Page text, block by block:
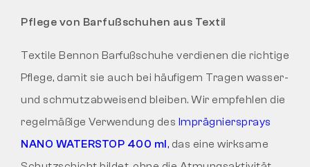
Pflege von Barfußschuhen aus Textil
Textile Bennon Barfußschuhe verdienen die richtige
Pflege, damit sie auch bei häufigem Tragen wasser-
und schmutzabweisend bleiben. Wir empfehlen die
regelmäßige Verwendung des Imprägniersprays
NANO WATERSTOP 400 ml, das eine wirksame